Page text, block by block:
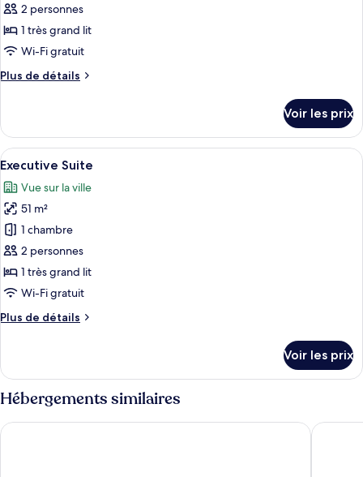
ce
type
de
chambre :
Chambre
2 personnes
1 très grand lit
Wi-Fi gratuit
Plus de détails
Plus
le
type
de
Chambre
Supérieure,
balcon
Voir les prix
Afficher
toutes
les
photos
pour
ce
type
de
chambre :
Executive
14
Executive Suite
Vue sur la ville
51 m²
1 chambre
2 personnes
1 très grand lit
Wi-Fi gratuit
Plus de détails
Plus
le
type
de
Executive
Voir les prix
Hébergements similaires
Sarova Stanley Hotel, Nairobi